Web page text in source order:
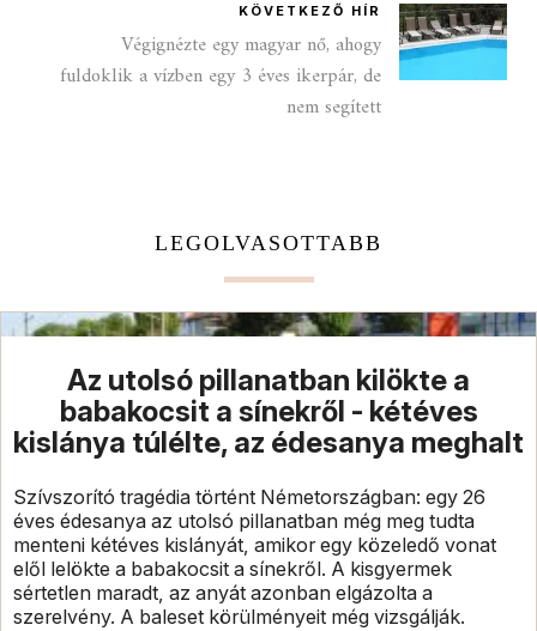
KÖVETKEZŐ HÍR
Végignézte egy magyar nő, ahogy
fuldoklik a vízben egy 3 éves ikerpár, de
nem segített
LEGOLVASOTTABB
Az utolsó pillanatban kilökte a
babakocsit a sínekről - kétéves
kislánya túlélte, az édesanya meghalt
Szívszorító tragédia történt Németországban: egy 26
éves édesanya az utolsó pillanatban még meg tudta
menteni kétéves kislányát, amikor egy közeledő vonat
elől lelökte a babakocsit a sínekről. A kisgyermek
sértetlen maradt, az anyát azonban elgázolta a
szerelvény. A baleset körülményeit még vizsgálják.